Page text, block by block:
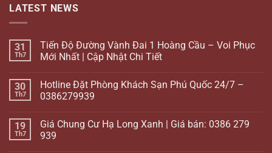
LATEST NEWS
31
Th7
Tiến Độ Đường Vành Đai 1 Hoàng Cầu – Voi Phục
Mới Nhất | Cập Nhật Chi Tiết
30
Th7
Hotline Đặt Phòng Khách Sạn Phú Quốc 24/7 –
0386279939
19
Th7
Giá Chung Cư Hạ Long Xanh | Giá bán: 0386 279
939